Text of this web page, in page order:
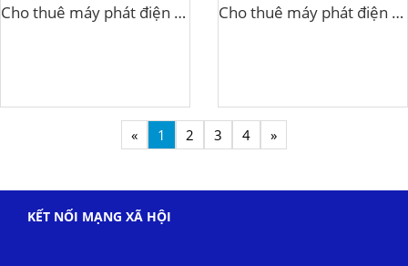
Cho thuê máy phát điện 15kva Cho thuê máy phát điện 25kva
« 1 2 3 4 »
KẾT NỐI MẠNG XÃ HỘI